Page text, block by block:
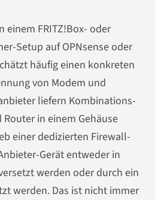
einem FRITZ!Box- oder
Setup auf OPNsense oder
häufig einen konkreten
von Modem und
liefern Kombinations-
in einem Gehäuse
einer dedizierten Firewall-
Gerät entweder in
werden oder durch ein
werden. Das ist nicht immer